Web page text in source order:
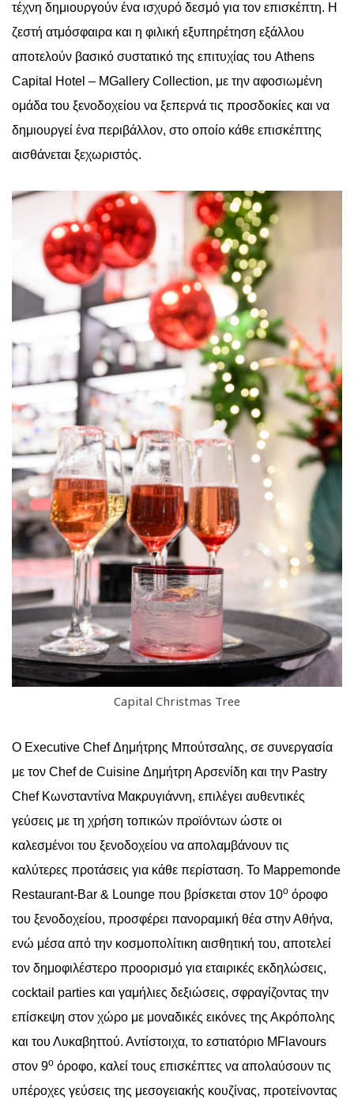
τέχνη δημιουργούν ένα ισχυρό δεσμό για τον επισκέπτη. Η
ζεστή ατμόσφαιρα και η φιλική εξυπηρέτηση εξάλλου
αποτελούν βασικό συστατικό της επιτυχίας του Athens
Capital Hotel – MGallery Collection, με την αφοσιωμένη
ομάδα του ξενοδοχείου να ξεπερνά τις προσδοκίες και να
δημιουργεί ένα περιβάλλον, στο οποίο κάθε επισκέπτης
αισθάνεται ξεχωριστός.
Capital Christmas Tree
Ο Executive Chef Δημήτρης Μπούτσαλης, σε συνεργασία
με τον Chef de Cuisine Δημήτρη Αρσενίδη και την Pastry
Chef Κωνσταντίνα Μακρυγιάννη, επιλέγει αυθεντικές
γεύσεις με τη χρήση τοπικών προϊόντων ώστε οι
καλεσμένοι του ξενοδοχείου να απολαμβάνουν τις
καλύτερες προτάσεις για κάθε περίσταση. Το Mappemonde
Restaurant-Bar & Lounge που βρίσκεται στον 10ο όροφο
του ξενοδοχείου, προσφέρει πανοραμική θέα στην Αθήνα,
ενώ μέσα από την κοσμοπολίτικη αισθητική του, αποτελεί
τον δημοφιλέστερο προορισμό για εταιρικές εκδηλώσεις,
cocktail parties και γαμήλιες δεξιώσεις, σφραγίζοντας την
επίσκεψη στον χώρο με μοναδικές εικόνες της Ακρόπολης
και του Λυκαβηττού. Αντίστοιχα, το εστιατόριο MFlavours
στον 9ο όροφο, καλεί τους επισκέπτες να απολαύσουν τις
υπέροχες γεύσεις της μεσογειακής κουζίνας, προτείνοντας